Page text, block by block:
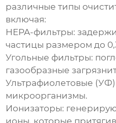
различные типы
включая:
HEPA-фильтры:
частицы размером до
Угольные фильтры:
газообразные
Ультрафиолетовые
микроорганизмы.
Ионизаторы: